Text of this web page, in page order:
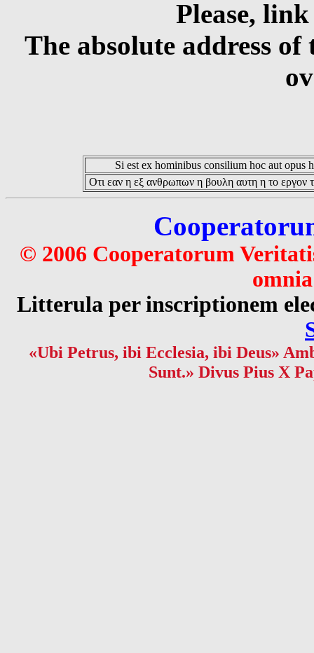
Please,
The absolute address
Si est ex hominibus consilium hoc aut opus
Οτι εαν η εξ ανθρωπων η βουλη αυτη η το εργον
© 2006 Cooperatorum
Litterula per inscriptionem
«Ubi Petrus, ibi Ecclesia, ibi Deus»
Sunt.» Divus Pius X